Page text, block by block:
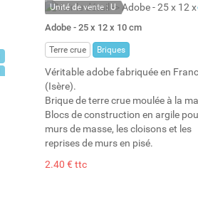
Unité de vente : U
En stock
Stock : 111
Adobe - 25 x 12 x 10 cm
Terre crue Briques
Véritable adobe fabriquée en
(Isère).
Brique de terre crue moulée à la
Blocs de construction en argile
murs de masse, les cloisons et les
reprises de murs en pisé.
2.40 € ttc